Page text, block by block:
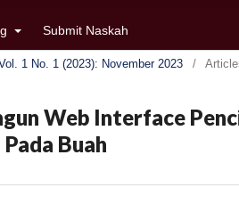
Submit Naskah
1 No. 1 (2023): November 2023 /
Web Interface
Buah